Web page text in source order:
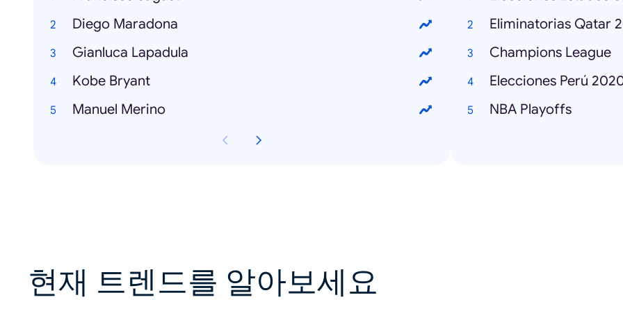
Diego Maradona
Gianluca Lapadula
Kobe Bryant
Manuel Merino
Eliminatorias Qatar
Champions League
Elecciones Perú
NBA Playoffs
현재 트렌드를 알아보세요